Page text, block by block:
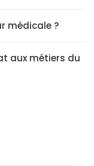
médicale ?
aux métiers du